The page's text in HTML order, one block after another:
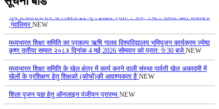
सूचना:अंतर्राष्ट्रीय योग दिवस 21 जून 2026 प्रातः 7 बजे, स्थान पार्वती खेल अकादमी
,ग्वालियर
मध्यभारत शिक्षा समिति का प्रकल्प ऋषि गालव विश्वविद्यालय भूमिपूजन कार्यक्रम ज्येष्ठ
कृष्ण तृतीया सम्वत २०८३ दिनांक 4 मई 2026 सोमवार को प्रात: 9:30 बजेNEW
मध्यभारत शिक्षा समिति के खेल क्षेत्र में कार्य करने वाली संस्था पार्वती खेल अकादमी में
खेलों के प्रशिक्षण हेतु शिक्षको (कोचों)की आवश्यकता हैNEW
शिला पूजन यज्ञ हेतु ऑनलाइन पंजीयन प्रारम्‍भNEW
निविदा सूचना 20 अगस्‍त 2025NEW